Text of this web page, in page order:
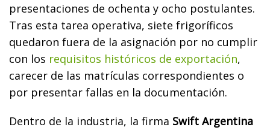
presentaciones de ochenta y ocho postulantes.
Tras esta tarea operativa, siete frigoríficos
quedaron fuera de la asignación por no cumplir
con los requisitos históricos de exportación,
carecer de las matrículas correspondientes o
por presentar fallas en la documentación.
Dentro de la industria, la firma Swift Argentina